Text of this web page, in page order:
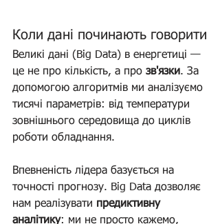
Коли дані починають говорити
Великі дані (Big Data) в енергетиці —
це не про кількість, а про зв'язки. За
допомогою алгоритмів ми аналізуємо
тисячі параметрів: від температури
зовнішнього середовища до циклів
роботи обладнання.
Впевненість лідера базується на
точності прогнозу. Big Data дозволяє
нам реалізувати предиктивну
аналітику: ми не просто кажемо,